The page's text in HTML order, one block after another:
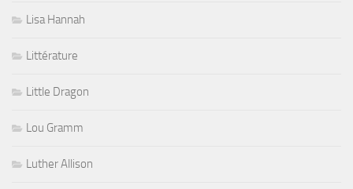
Lisa Hannah
Littérature
Little Dragon
Lou Gramm
Luther Allison